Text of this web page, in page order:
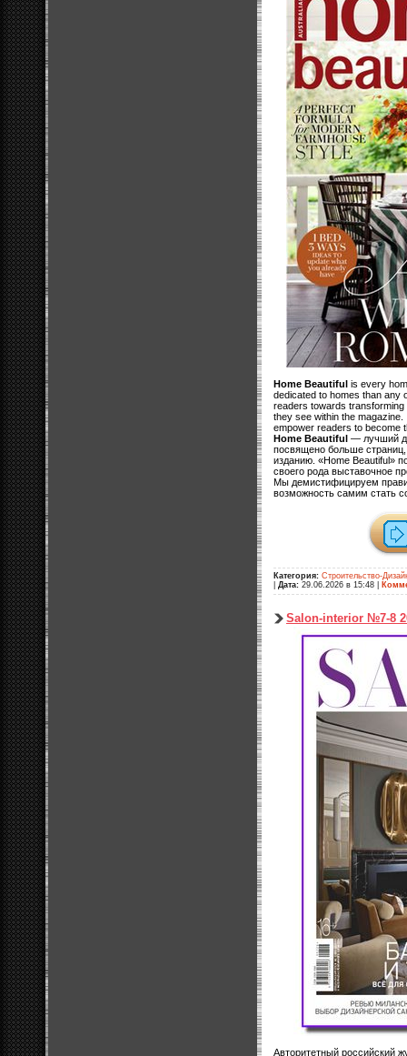
Home Beautiful is every
dedicated to homes than any
readers towards
they see within the
empower readers to become
Home Beautiful — лучший
посвящено больше
изданию. «Home Beautiful»
своего рода выставочное
Мы демистифицируем
возможность самим стать
Категория: Строительство-
Дата: 29.06.2026 в 15:48
Salon-interior №7-8
Авторитетный российский